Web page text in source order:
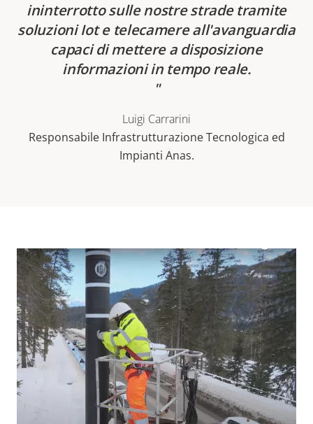
ininterrotto sulle nostre strade tramite
soluzioni Iot e telecamere all'avanguardia
capaci di mettere a disposizione
informazioni in tempo reale.
Luigi Carrarini
Responsabile Infrastrutturazione Tecnologica ed
Impianti Anas.